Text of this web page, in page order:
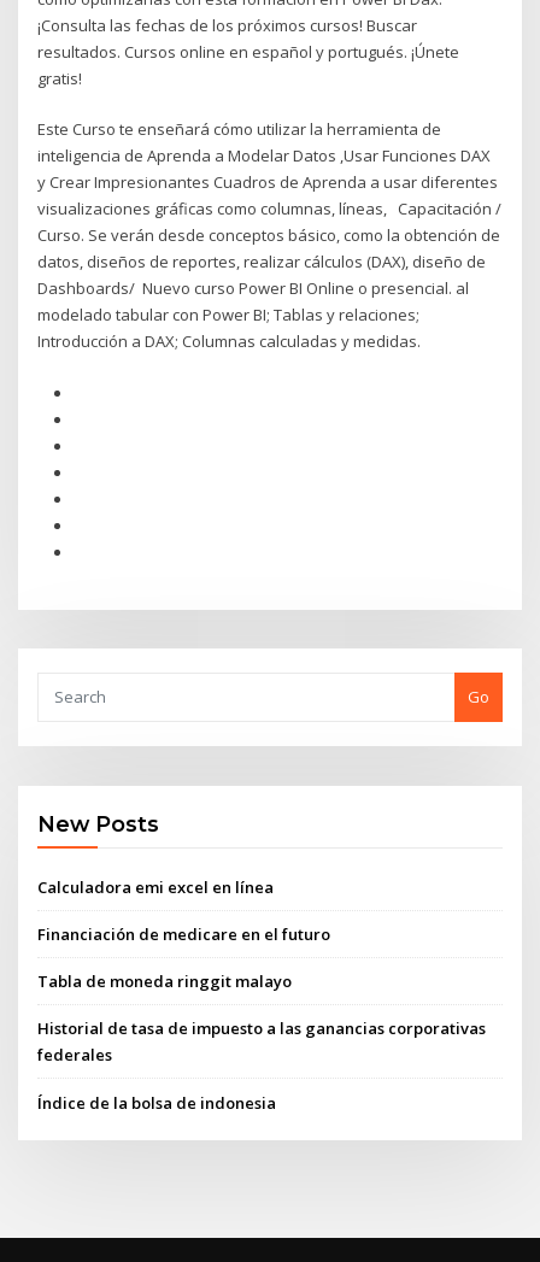
¡Consulta las fechas de los próximos cursos! Buscar
resultados. Cursos online en español y portugués. ¡Únete
gratis!
Este Curso te enseñará cómo utilizar la herramienta de
inteligencia de Aprenda a Modelar Datos ,Usar Funciones DAX
y Crear Impresionantes Cuadros de Aprenda a usar diferentes
visualizaciones gráficas como columnas, líneas, Capacitación /
Curso. Se verán desde conceptos básico, como la obtención de
datos, diseños de reportes, realizar cálculos (DAX), diseño de
Dashboards/ Nuevo curso Power BI Online o presencial. al
modelado tabular con Power BI; Tablas y relaciones;
Introducción a DAX; Columnas calculadas y medidas.
Go
New Posts
Calculadora emi excel en línea
Financiación de medicare en el futuro
Tabla de moneda ringgit malayo
Historial de tasa de impuesto a las ganancias corporativas
federales
Índice de la bolsa de indonesia